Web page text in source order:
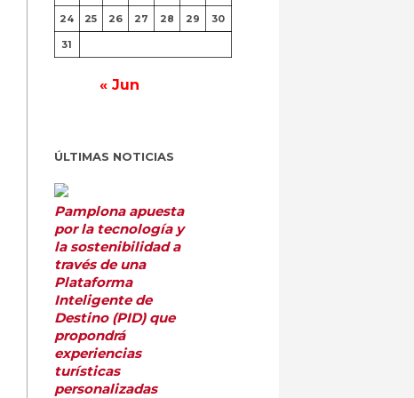
24 25 26 27 28 29 30
31
« Jun
ÚLTIMAS NOTICIAS
Pamplona apuesta
por la tecnología y
la sostenibilidad a
través de una
Plataforma
Inteligente de
Destino (PID) que
propondrá
experiencias
turísticas
personalizadas